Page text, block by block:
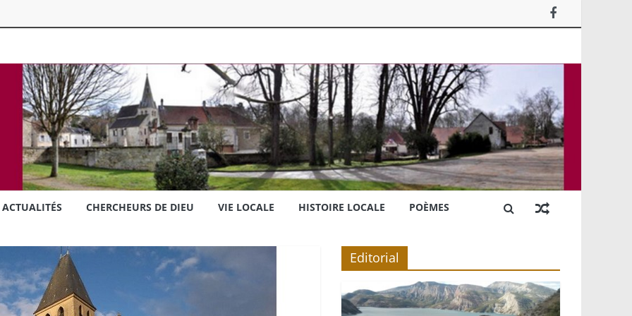
ACTUALITÉS CHERCHEURS DE DIEU VIE LOCALE HISTOIRE LOCALE POÈMES
Editorial